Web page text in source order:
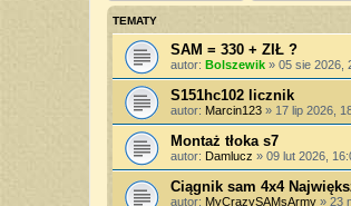
TEMATY
SAM = 330 + ZIŁ ?
autor: Bolszewik » 05 sie 2026,
S151hc102 licznik
autor: Marcin123 » 17 lip 2026,
Montaż tłoka s7
autor: Damlucz » 09 lut 2026,
Ciągnik sam 4x4
autor: MyCrazySAMsArmy » 23